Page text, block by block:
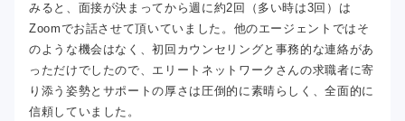
みると、面接が決まってから週に約2回（多い時は3回）は
Zoomでお話させて頂いていました。他のエージェントではそ
のような機会はなく、初回カウンセリングと事務的な連絡があ
っただけでしたので、エリートネットワークさんの求職者に寄
り添う姿勢とサポートの厚さは圧倒的に素晴らしく、全面的に
信頼していました。